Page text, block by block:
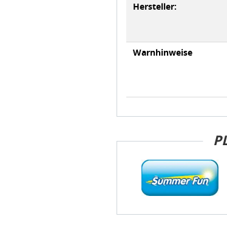
Hersteller:
Warnhinweise